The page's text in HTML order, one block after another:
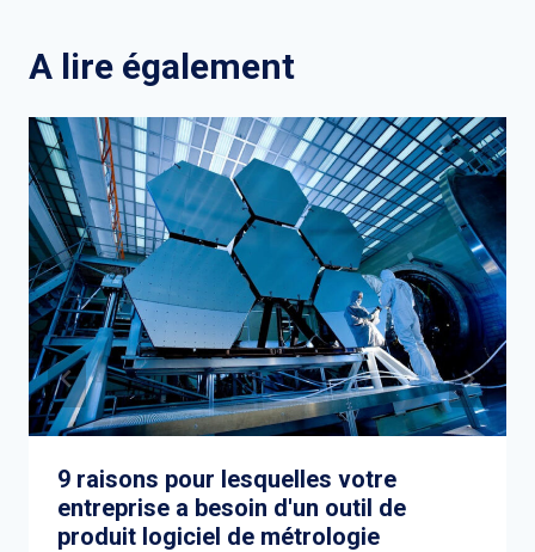
A lire également
9 raisons pour lesquelles votre
entreprise a besoin d'un outil de
produit logiciel de métrologie